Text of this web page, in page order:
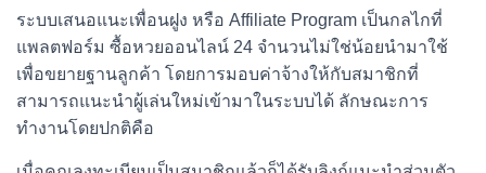
ระบบเสนอแนะเพื่อนฝูง หรือ Affiliate Program เป็นกลไกที่
แพลตฟอร์ม ซื้อหวยออนไลน์ 24 จำนวนไม่ใช่น้อยนำมาใช้
เพื่อขยายฐานลูกค้า โดยการมอบค่าจ้างให้กับสมาชิกที่
สามารถแนะนำผู้เล่นใหม่เข้ามาในระบบได้ ลักษณะการ
ทำงานโดยปกติคือ